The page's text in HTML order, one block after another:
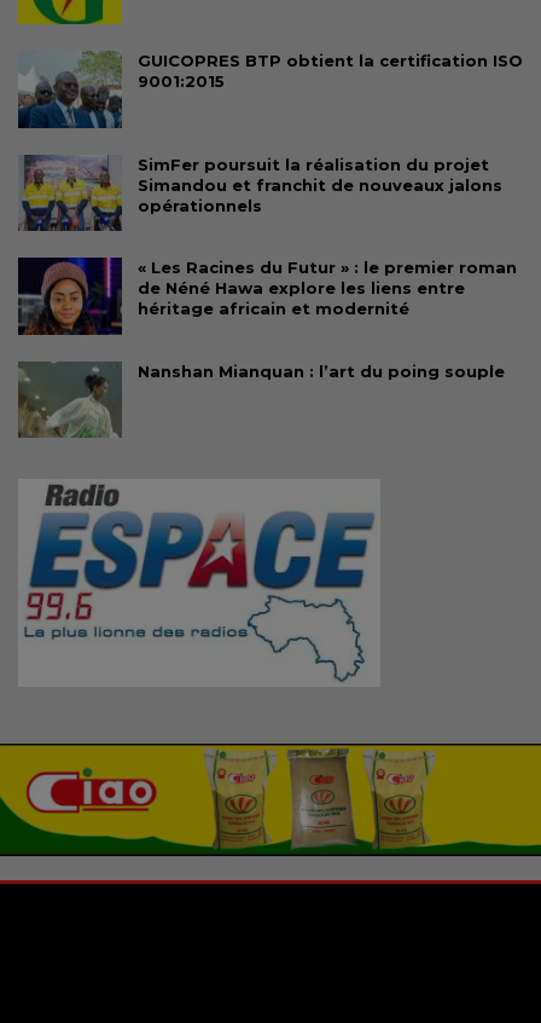
GUICOPRES BTP obtient la certification ISO
9001:2015
SimFer poursuit la réalisation du projet
Simandou et franchit de nouveaux jalons
opérationnels
« Les Racines du Futur » : le premier roman
de Néné Hawa explore les liens entre
héritage africain et modernité
Nanshan Mianquan : l’art du poing souple